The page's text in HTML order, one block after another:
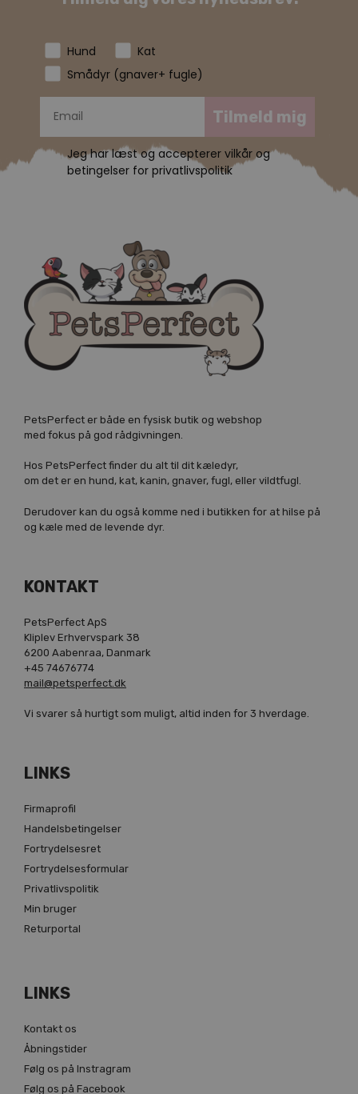
Hund
Kat
Smådyr (gnaver+ fugle)
Tilmeld mig
Jeg har læst og accepterer vilkår og
betingelser for privatlivspolitik
PetsPerfect er både en fysisk butik og webshop
med fokus på god rådgivningen.
Hos PetsPerfect finder du alt til dit kæledyr,
om det er en hund, kat, kanin, gnaver, fugl, eller vildtfugl.
Derudover kan du også komme ned i butikken for at hilse på
og kæle med de levende dyr.
KONTAKT
PetsPerfect ApS
Kliplev Erhvervspark 38
6200 Aabenraa, Danmark
+45 74676774
mail@petsperfect.dk
Vi svarer så hurtigt som muligt, altid inden for 3 hverdage.
LINKS
Firmaprofil
Handelsbetingelser
Fortrydelsesret
Fortrydelsesformular
Privatlivspolitik
Min bruger
Returportal
LINKS
Kontakt os
Åbningstider
Følg os på Instragram
Følg os på Facebook